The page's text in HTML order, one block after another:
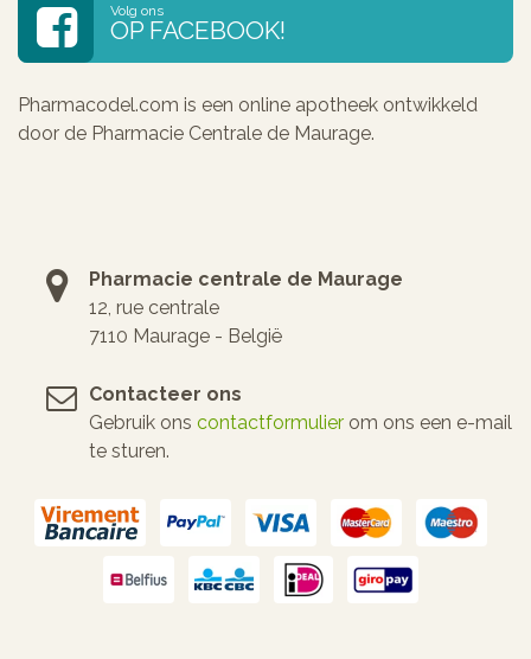
Volg ons
OP FACEBOOK!
Pharmacodel.com is een online apotheek ontwikkeld
door de Pharmacie Centrale de Maurage.
Pharmacie centrale de Maurage
12, rue centrale
7110 Maurage - België
Contacteer ons
Gebruik ons contactformulier om ons een e-mail
te sturen.